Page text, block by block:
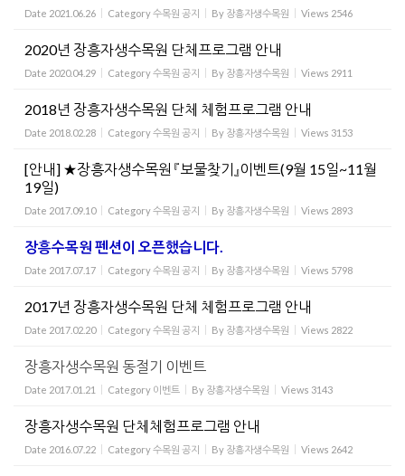
Date 2021.06.26 Category수목원 공지 By 장흥자생수목원 Views 2546
2020년 장흥자생수목원 단체프로그램 안내
Date 2020.04.29 Category수목원 공지 By 장흥자생수목원 Views 2911
2018년 장흥자생수목원 단체 체험프로그램 안내
Date 2018.02.28 Category수목원 공지 By 장흥자생수목원 Views 3153
[안내] ★장흥자생수목원 『보물찾기』이벤트(9월 15일~11월
19일)
Date 2017.09.10 Category수목원 공지 By 장흥자생수목원 Views 2893
장흥수목원 펜션이 오픈했습니다.
Date 2017.07.17 Category수목원 공지 By 장흥자생수목원 Views 5798
2017년 장흥자생수목원 단체 체험프로그램 안내
Date 2017.02.20 Category수목원 공지 By 장흥자생수목원 Views 2822
장흥자생수목원 동절기 이벤트
Date 2017.01.21 Category 이벤트 By 장흥자생수목원 Views 3143
장흥자생수목원 단체체험프로그램 안내
Date 2016.07.22 Category수목원 공지 By 장흥자생수목원 Views 2642